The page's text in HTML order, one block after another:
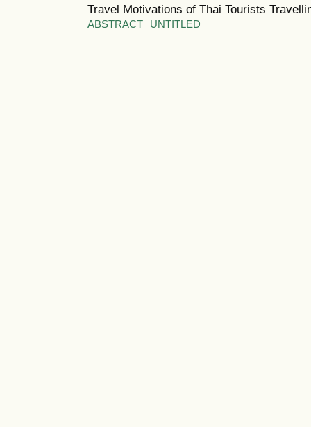
Travel Motivations of Thai Tourists
ABSTRACT UNTITLED